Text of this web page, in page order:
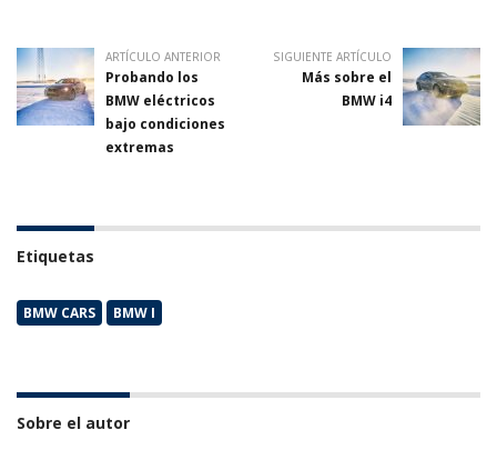
ARTÍCULO ANTERIOR
Probando los
BMW eléctricos
bajo condiciones
extremas
SIGUIENTE ARTÍCULO
Más sobre el
BMW i4
Etiquetas
BMW CARS BMW I
Sobre el autor